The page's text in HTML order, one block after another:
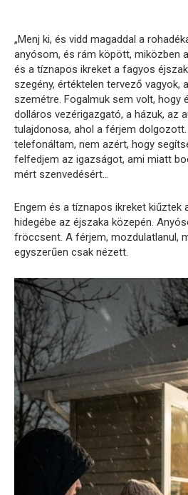
„Menj ki, és vidd magaddal a
anyósom, és rám köpött, miközben
és a tíznapos ikreket a fagyos
szegény, értéktelen tervező vagyok,
szemétre. Fogalmuk sem volt, hogy
dolláros vezérigazgató, a házuk, az
tulajdonosa, ahol a férjem dolgozott.
telefonáltam, nem azért, hogy
felfedjem az igazságot, ami miatt
mért szenvedésért…
Engem és a tíznapos ikreket kiűztek
hidegébe az éjszaka közepén.
fröccsent. A férjem, mozdulatlanul,
egyszerűen csak nézett.